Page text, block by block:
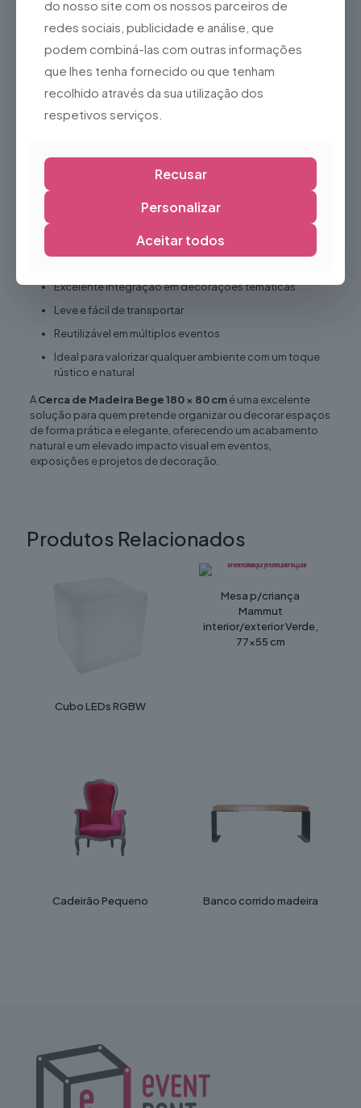
Casamentos
Mercados de Natal
Feiras
Jardins
Centros comerciais
Photospots
Delimitação de espaços
Excelente integração em decorações temáticas
Leve e fácil de transportar
Reutilizável em múltiplos eventos
Ideal para valorizar qualquer ambiente com um toque
rústico e natural
ACerca de Madeira Bege 180 × 80 cm é uma excelente
solução para quem pretende organizar ou decorar espaços
de forma prática e elegante, oferecendo um acabamento
natural e um elevado impacto visual em eventos,
exposições e projetos de decoração.
Produtos Relacionados
Cubo LEDs RGBW
Mesa p/criança
Mammut
interior/exterior Verde,
77×55 cm
Cadeirão Pequeno Banco corrido madeira
do nosso site com os nossos parceiros de
redes sociais, publicidade e análise, que
podem combiná-las com outras informações
que lhes tenha fornecido ou que tenham
recolhido através da sua utilização dos
respetivos serviços.
Recusar
Personalizar
Aceitar todos